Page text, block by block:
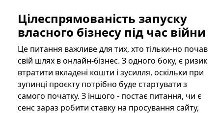
Цілеспрямованість запуску
власного бізнесу під час війни
Це питання важливе для тих, хто тільки-но почав
свій шлях в онлайн-бізнес. З одного боку, є ризик
втратити вкладені кошти і зусилля, оскільки при
зупинці проєкту потрібно буде стартувати з
самого початку. З іншого - постає питання, чи є
сенс зараз робити ставку на просування сайту,